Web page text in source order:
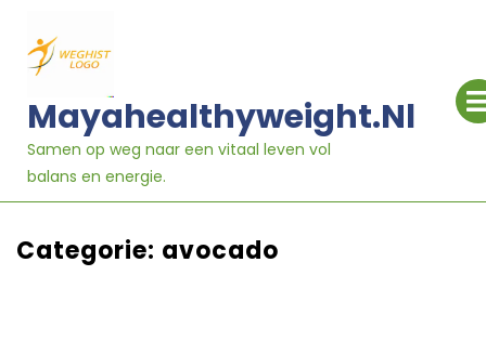
naar
inhoud
Mayahealthyweight.nl
Samen op weg naar een vitaal leven vol
balans en energie.
Categorie: avocado